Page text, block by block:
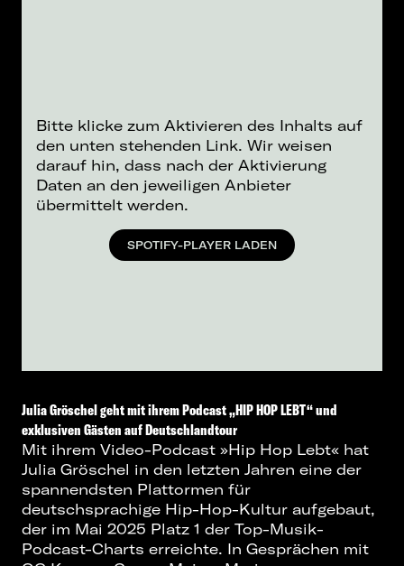
Bitte klicke zum Aktivieren des Inhalts auf
den unten stehenden Link. Wir weisen
darauf hin, dass nach der Aktivierung
Daten an den jeweiligen Anbieter
übermittelt werden.
SPOTIFY-PLAYER LADEN
Julia Gröschel geht mit ihrem Podcast „HIP HOP LEBT“ und
exklusiven Gästen auf Deutschlandtour
Mit ihrem Video-Podcast »Hip Hop Lebt« hat
Julia Gröschel in den letzten Jahren eine der
spannendsten Plattormen für
deutschsprachige Hip-Hop-Kultur aufgebaut,
der im Mai 2025 Platz 1 der Top-Musik-
Podcast-Charts erreichte. In Gesprächen mit